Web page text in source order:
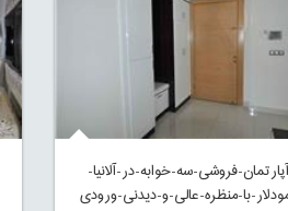
فروشی-سه-خوابه-در-آلانیا-
با-منظره-عالی-و-دیدنی-ورودی